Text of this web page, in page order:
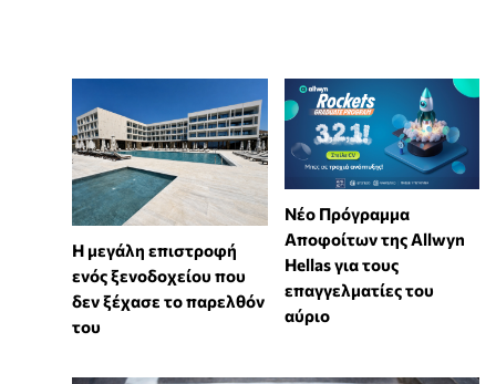
Η μεγάλη επιστροφή
ενός ξενοδοχείου που
δεν ξέχασε το παρελθόν
του
Νέο Πρόγραμμα
Αποφοίτων της Allwyn
Hellas για τους
επαγγελματίες του
αύριο